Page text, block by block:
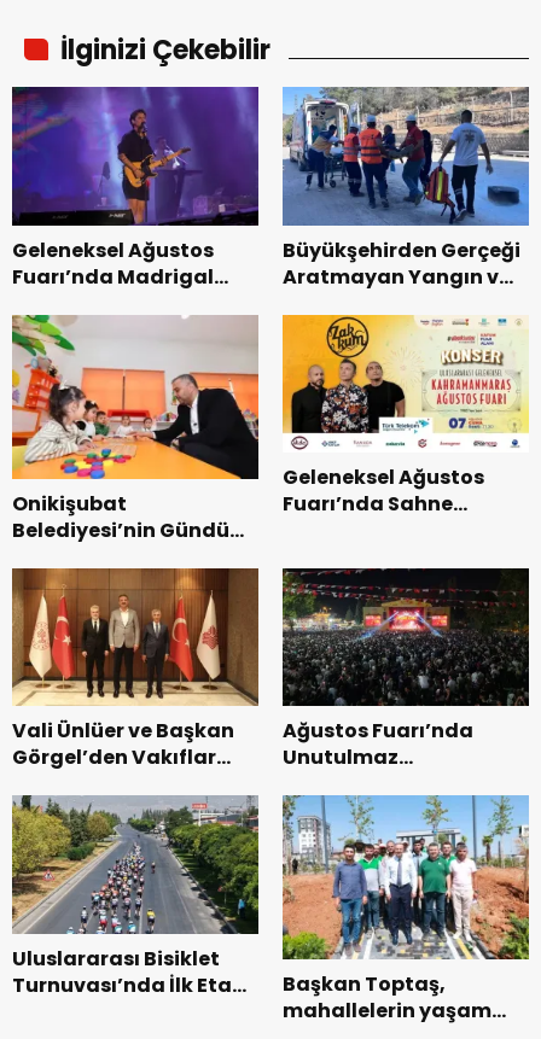
İlginizi Çekebilir
Geleneksel Ağustos
Fuarı’nda Madrigal
Büyükşehirden Gerçeği
Aratmayan Yangın ve
Onikişubat
Belediyesi’nin Gündüz
dönemin ön kayıtları
başladı.
Geleneksel Ağustos
Fuarı’nda Sahne
Vali Ünlüer ve Başkan
Görgel’den Vakıflar
ziyaret.
Ağustos Fuarı’nda
Unutulmaz
Uluslararası Bisiklet
Turnuvası’nda İlk Etap
Başkan Toptaş,
mahallelerin yaşam